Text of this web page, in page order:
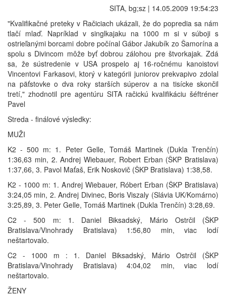
SITA, bg;sz | 14.05.2009 19:54:23
"Kvalifikačné preteky v Račiciach ukázali, že do popredia sa nám
tlačí mlaď. Napríklad v singlkajaku na 1000 m si v súboji s
ostrieľanými borcami dobre počínal Gábor Jakubík zo Šamorína a
spolu s Divincom môže byť dobrou zálohou pre štvorkajak. Zdá
sa, že sústredenie v USA prospelo aj 16-ročnému kanoistovi
Vincentovi Farkasovi, ktorý v kategórii juniorov prekvapivo zdolal
na päťstovke o dva roky starších súperov a na tisícke skončil
tretí," zhodnotil pre agentúru SITA račickú kvalifikáciu šéftréner
Pavel
Streda - finálové výsledky:
MUŽI
K2 - 500 m: 1. Peter Gelle, Tomáš Martinek (Dukla Trenčín)
1:36,63 min, 2. Andrej Wiebauer, Robert Erban (ŠKP Bratislava)
1:37,66, 3. Pavol Maťaš, Erik Noskovič (ŠKP Bratislava) 1:38,58.
K2 - 1000 m: 1. Andrej Wiebauer, Róbert Erban (ŠKP Bratislava)
3:24,05 min, 2. Andrej Divinec, Boris Viszaly (Slávia UK/Komárno)
3:25,89, 3. Peter Gelle, Tomáš Martinek (Dukla Trenčín) 3:28,69.
C2 - 500 m: 1. Daniel Biksadský, Mário Ostrčil (ŠKP
Bratislava/Vinohrady Bratislava) 1:56,80 min, viac lodí
neštartovalo.
C2 - 1000 m : 1. Daniel Biksadský, Mário Ostrčil (ŠKP
Bratislava/Vinohrady Bratislava) 4:04,02 min, viac lodí
neštartovalo.
ŽENY